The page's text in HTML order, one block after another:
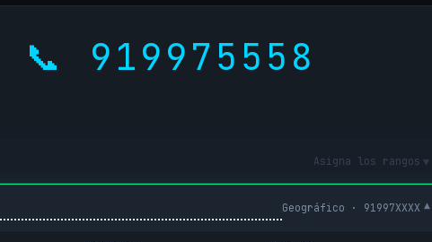
📞 919975558
Asigna los rangos ▾
Geográfico · 91997XXXX ▾